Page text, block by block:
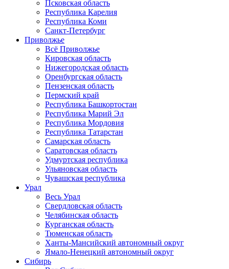
Псковская область
Республика Карелия
Республика Коми
Санкт-Петербург
Приволжье
Всё Приволжье
Кировская область
Нижегородская область
Оренбургская область
Пензенская область
Пермский край
Республика Башкортостан
Республика Марий Эл
Республика Мордовия
Республика Татарстан
Самарская область
Саратовская область
Удмуртская республика
Ульяновская область
Чувашская республика
Урал
Весь Урал
Свердловская область
Челябинская область
Курганская область
Тюменская область
Ханты-Мансийский автономный округ
Ямало-Ненецкий автономный округ
Сибирь